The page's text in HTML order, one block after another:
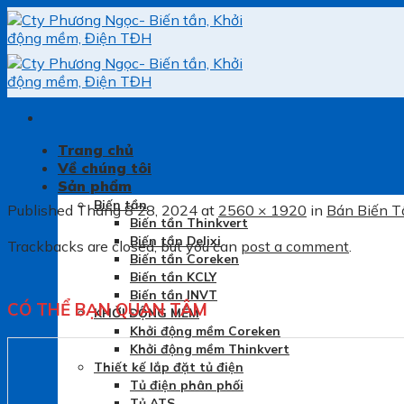
Skip
to
content
Trang chủ
Về chúng tôi
Sản phẩm
Biến tần
Biến tần Thinkvert
Biến tần Delixi
Biến tần Coreken
Biến tần KCLY
Biến tần INVT
KHỞI ĐỘNG MỀM
Khởi động mềm Coreken
Khởi động mềm Thinkvert
Thiết kế lắp đặt tủ điện
Tủ điện phân phối
Published Tháng 8 28, 2024 at 2560 × 1920 in Bán Biến
Trackbacks are closed, but you can post a comment
CÓ THỂ BẠN QUAN TÂM